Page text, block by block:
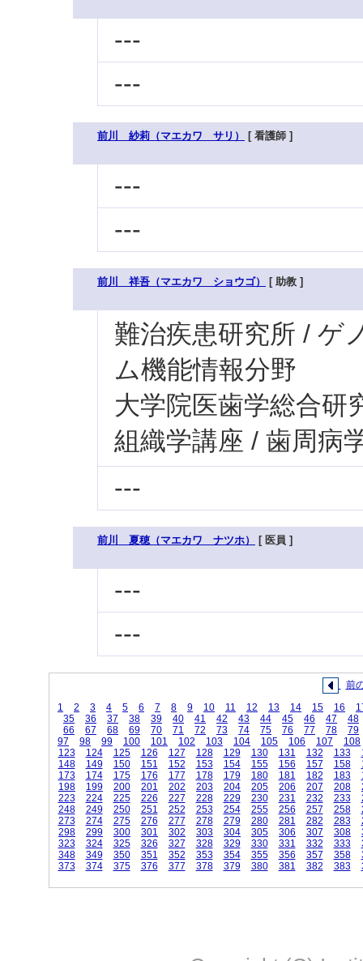
---
---
前川 紗莉（マエカワ サリ） [ 看護師 ]
---
---
前川 祥吾（マエカワ ショウゴ） [ 助教 ]
難治疾患研究所 / ゲ
ム機能情報分野
大学院医歯学総合研
組織学講座 / 歯周病
---
前川 夏穂（マエカワ ナツホ） [ 医員 ]
---
---
前
1
2 3 4 5 6 7 8 9 10 11 12 13 14 15 16
35
36 37 38 39 40 41 42 43 44 45 46 47
48
66
67 68 69 70 71 72 73 74 75 76 77 78
79
97
98 99 100 101 102 103 104 105 106 107
108
123
124 125 126 127 128 129 130 131 132 133
148
149 150 151 152 153 154 155 156 157 158
173
174 175 176 177 178 179 180 181 182 183
198
199 200 201 202 203 204 205 206 207 208
223
224 225 226 227 228 229 230 231 232 233
248
249 250 251 252 253 254 255 256 257 258
273
274 275 276 277 278 279 280 281 282 283
298
299 300 301 302 303 304 305 306 307 308
323
324 325 326 327 328 329 330 331 332 333
348
349 350 351 352 353 354 355 356 357 358
373
374 375 376 377 378 379 380 381 382 383